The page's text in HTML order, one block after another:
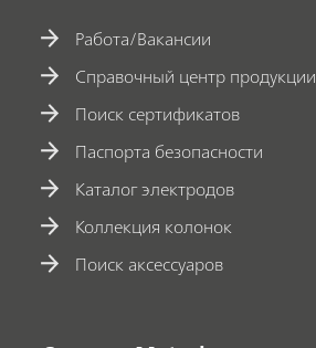
Работа/Вакансии
Справочный центр продукции
Поиск сертификатов
Паспорта безопасности
Каталог электродов
Коллекция колонок
Поиск аксессуаров